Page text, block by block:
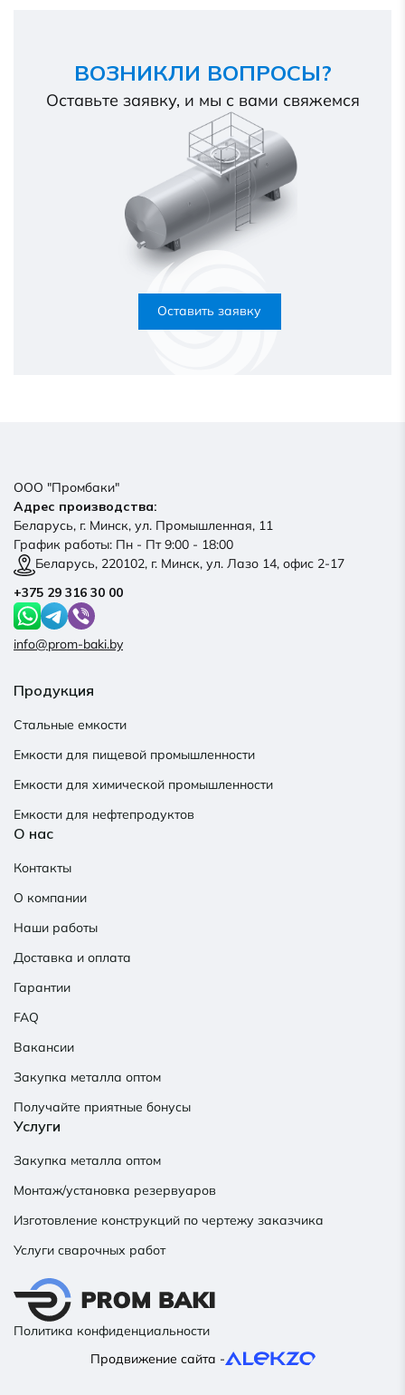
ВОЗНИКЛИ ВОПРОСЫ?
Оставьте заявку, и мы с вами свяжемся
Оставить заявку
ООО "Промбаки"
Адрес производства:
Беларусь, г. Минск, ул. Промышленная, 11
График работы: Пн - Пт 9:00 - 18:00
Беларусь, 220102, г. Минск, ул. Лазо 14, офис 2-17
+375 29 316 30 00
info@prom-baki.by
Продукция
Стальные емкости
Емкости для пищевой промышленности
Емкости для химической промышленности
Емкости для нефтепродуктов
О нас
Контакты
О компании
Наши работы
Доставка и оплата
Гарантии
FAQ
Вакансии
Закупка металла оптом
Получайте приятные бонусы
Услуги
Закупка металла оптом
Монтаж/установка резервуаров
Изготовление конструкций по чертежу заказчика
Услуги сварочных работ
Политика конфиденциальности
Продвижение сайта -